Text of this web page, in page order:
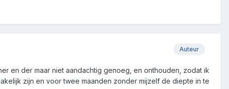
Auteur
en der maar niet aandachtig genoeg, en onthouden, zodat ik
zijn en voor twee maanden zonder mijzelf de diepte in te